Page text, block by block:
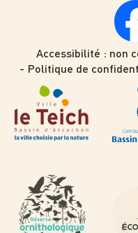
Accessibilité : non
Politique de